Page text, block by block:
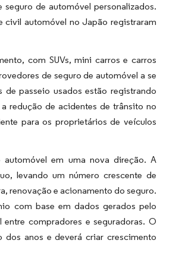
de automóvel personalizados.
civil automóvel no Japão registraram
com SUVs, mini carros e carros
de seguro de automóvel a se
passeio usados estão registrando
redução de acidentes de trânsito no
para os proprietários de veículos
em uma nova direção. A
levando um número crescente de
renovação e acionamento do seguro.
com base em dados gerados pelo
compradores e seguradoras. O
anos e deverá criar crescimento